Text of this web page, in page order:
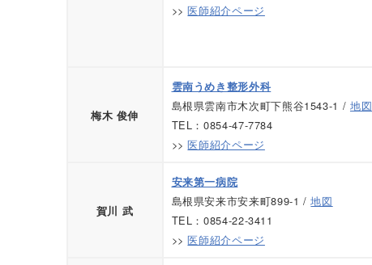
>>医師紹介ページ
梅木 俊伸
雲南うめき整形外科
島根県雲南市木次町下熊谷1543-1 / 地図
TEL：0854-47-7784
>>医師紹介ページ
賀川 武
安来第一病院
島根県安来市安来町899-1 /地図
TEL：0854-22-3411
>>医師紹介ページ